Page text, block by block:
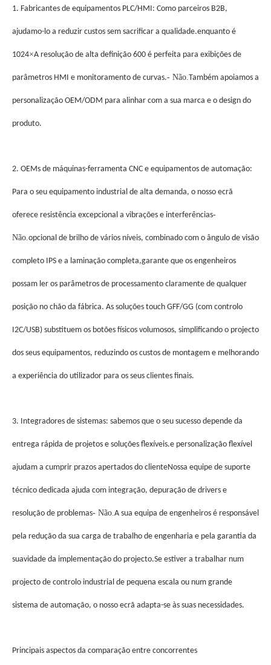
1. Fabricantes de equipamentos PLC/HMI: Como parceiros B2B,
ajudamo-lo a reduzir custos sem sacrificar a qualidade.enquanto é
1024×A resolução de alta definição 600 é perfeita para exibições de
parâmetros HMI e monitoramento de curvas.- Não.Também apoiamos a
personalização OEM/ODM para alinhar com a sua marca e o design do
produto.
2. OEMs de máquinas-ferramenta CNC e equipamentos de automação:
Para o seu equipamento industrial de alta demanda, o nosso ecrã
oferece resistência excepcional a vibrações e interferências-
Não.opcional de brilho de vários níveis, combinado com o ângulo de visão
completo IPS e a laminação completa,garante que os engenheiros
possam ler os parâmetros de processamento claramente de qualquer
posição no chão da fábrica. As soluções touch GFF/GG (com controlo
I2C/USB) substituem os botões físicos volumosos, simplificando o projecto
dos seus equipamentos, reduzindo os custos de montagem e melhorando
a experiência do utilizador para os seus clientes finais.
3. Integradores de sistemas: sabemos que o seu sucesso depende da
entrega rápida de projetos e soluções flexíveis.e personalização flexível
ajudam a cumprir prazos apertados do clienteNossa equipe de suporte
técnico dedicada ajuda com integração, depuração de drivers e
resolução de problemas- Não.A sua equipa de engenheiros é responsável
pela redução da sua carga de trabalho de engenharia e pela garantia da
suavidade da implementação do projecto.Se estiver a trabalhar num
projecto de controlo industrial de pequena escala ou num grande
sistema de automação, o nosso ecrã adapta-se às suas necessidades.
Principais aspectos da comparação entre concorrentes